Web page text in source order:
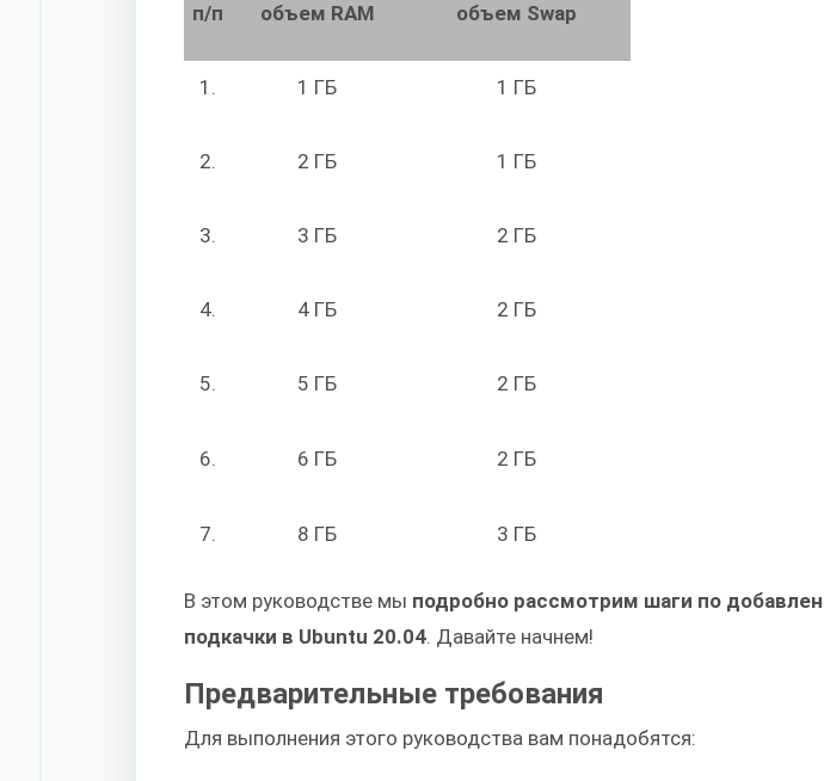
п/п
объем RAM
объем Swap
1. 1 ГБ 1 ГБ
2. 2 ГБ 1 ГБ
3. 3 ГБ 2 ГБ
4. 4 ГБ 2 ГБ
5. 5 ГБ 2 ГБ
6. 6 ГБ 2 ГБ
7. 8 ГБ 3 ГБ
В этом руководстве мы подробно рассмотрим шаги по
подкачки в Ubuntu 20.04. Давайте начнем!
Предварительные требования
Для выполнения этого руководства вам понадобятся: